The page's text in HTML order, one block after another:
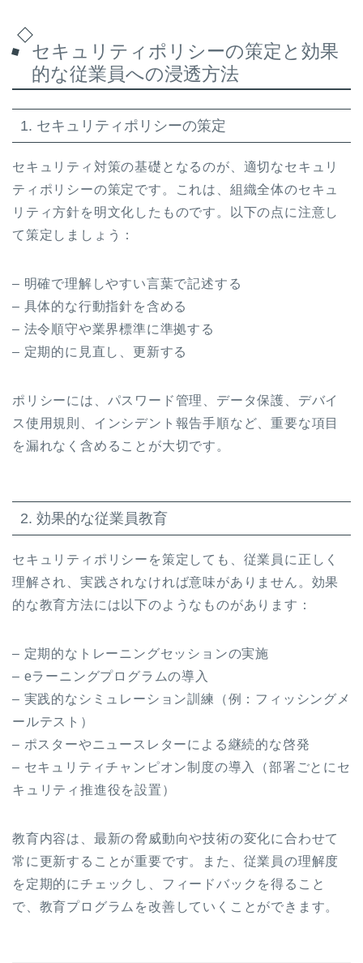
セキュリティポリシーの策定と効果
的な従業員への浸透方法
1. セキュリティポリシーの策定
セキュリティ対策の基礎となるのが、適切なセキュリ
ティポリシーの策定です。これは、組織全体のセキュ
リティ方針を明文化したものです。以下の点に注意し
て策定しましょう：
– 明確で理解しやすい言葉で記述する
– 具体的な行動指針を含める
– 法令順守や業界標準に準拠する
– 定期的に見直し、更新する
ポリシーには、パスワード管理、データ保護、デバイ
ス使用規則、インシデント報告手順など、重要な項目
を漏れなく含めることが大切です。
2. 効果的な従業員教育
セキュリティポリシーを策定しても、従業員に正しく
理解され、実践されなければ意味がありません。効果
的な教育方法には以下のようなものがあります：
– 定期的なトレーニングセッションの実施
– eラーニングプログラムの導入
– 実践的なシミュレーション訓練（例：フィッシングメ
ールテスト）
– ポスターやニュースレターによる継続的な啓発
– セキュリティチャンピオン制度の導入（部署ごとにセ
キュリティ推進役を設置）
教育内容は、最新の脅威動向や技術の変化に合わせて
常に更新することが重要です。また、従業員の理解度
を定期的にチェックし、フィードバックを得ること
で、教育プログラムを改善していくことができます。